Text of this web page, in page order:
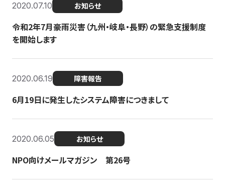
2020.07.10 お知らせ
令和2年7月豪雨災害（九州・岐阜・長野）の緊急支援制度
を開始します
2020.06.19 障害報告
6月19日に発生したシステム障害につきまして
2020.06.05 お知らせ
NPO向けメールマガジン 第26号